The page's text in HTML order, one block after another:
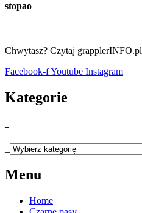
stopao
Chwytasz? Czytaj grapplerINFO.pl
Facebook-fYoutube Instagram
Kategorie
Menu
Home